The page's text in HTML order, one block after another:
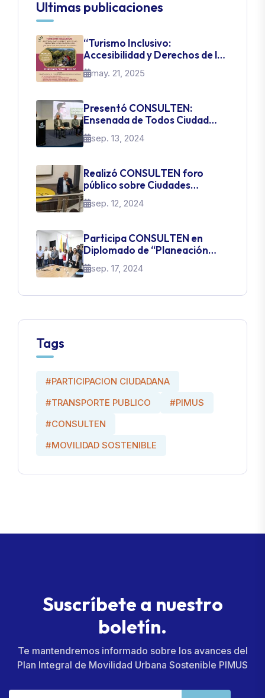
Ultimas publicaciones
“Turismo Inclusivo:
Accesibilidad y Derechos de las
Personas con Discapacidad”
may. 21, 2025
Presentó CONSULTEN:
Ensenada de Todos Ciudad
Inteligente
sep. 13, 2024
Realizó CONSULTEN foro
público sobre Ciudades
Inteligentes
sep. 12, 2024
Participa CONSULTEN en
Diplomado de “Planeación
Estratégica Urbana –
transformación urbana y
sep. 17, 2024
Tags
#PARTICIPACION CIUDADANA
#TRANSPORTE PUBLICO
#PIMUS
#CONSULTEN
#MOVILIDAD SOSTENIBLE
Suscríbete a nuestro
boletín.
Te mantendremos informado sobre los avances del
Plan Integral de Movilidad Urbana Sostenible PIMUS